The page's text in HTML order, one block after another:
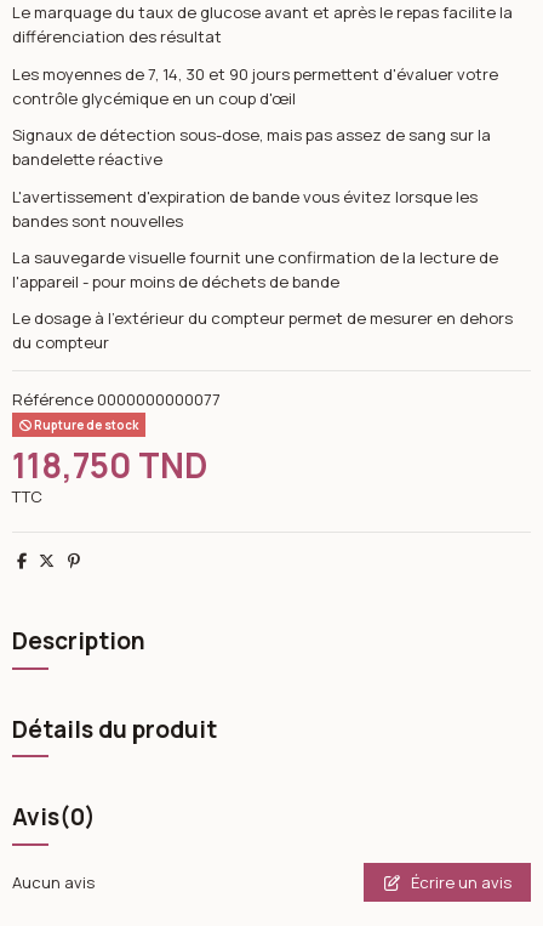
Le marquage du taux de glucose avant et après le repas facilite la
différenciation des résultat
Les moyennes de 7, 14, 30 et 90 jours permettent d'évaluer votre
contrôle glycémique en un coup d'œil
Signaux de détection sous-dose, mais pas assez de sang sur la
bandelette réactive
L'avertissement d'expiration de bande vous évitez lorsque les
bandes sont nouvelles
La sauvegarde visuelle fournit une confirmation de la lecture de
l'appareil - pour moins de déchets de bande
Le dosage à l'extérieur du compteur permet de mesurer en dehors
du compteur
Référence 0000000000077
Rupture de stock
118,750 TND
TTC
Partager
TweetPinterest
Description
Détails du produit
Avis(0)
Aucun avis Écrire un avis